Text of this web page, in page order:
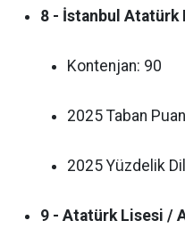
8 - İstanbul
Kontenjan: 90
2025 Taban
2025 Yüzdelik
9 - Atatürk Lisesi /